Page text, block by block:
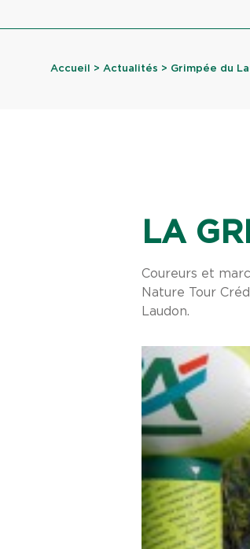
Accueil > Actualités > Grimpée du
LA
Coureurs et
Nature Tour
Laudon.